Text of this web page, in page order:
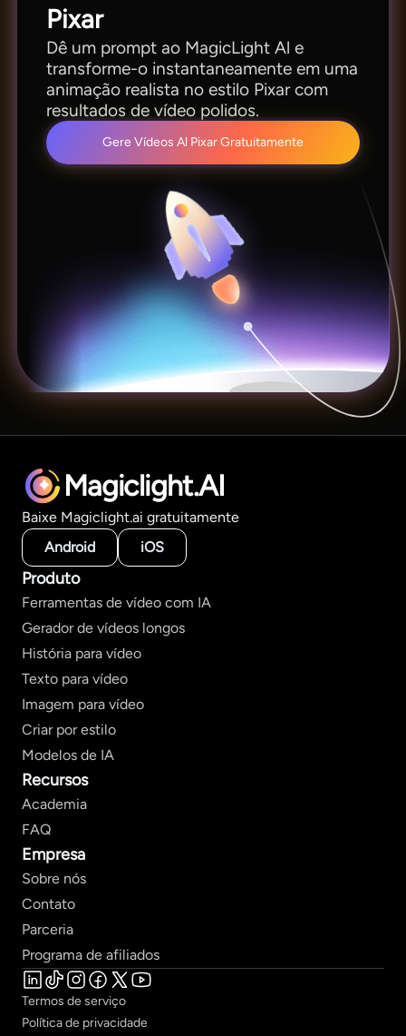
Pixar
Dê um prompt ao MagicLight Al e
transforme-o instantaneamente em uma
animação realista no estilo Pixar com
resultados de vídeo polidos.
Gere Vídeos Al Pixar Gratuitamente
Magiclight.AI
Baixe Magiclight.ai gratuitamente
Android
iOS
Produto
Ferramentas de vídeo com IA
Gerador de vídeos longos
História para vídeo
Texto para vídeo
Imagem para vídeo
Criar por estilo
Modelos de IA
Recursos
Academia
FAQ
Empresa
Sobre nós
Contato
Parceria
Programa de afiliados
Termos de serviço
Política de privacidade